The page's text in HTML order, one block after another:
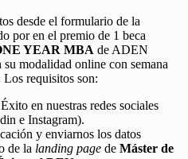
desde el formulario de la
por en el premio de 1 beca
YEAR MBA de ADEN
modalidad online con semana
requisitos son:
en nuestras redes sociales
e Instagram).
y enviarnos los datos
de la landing page de Máster de